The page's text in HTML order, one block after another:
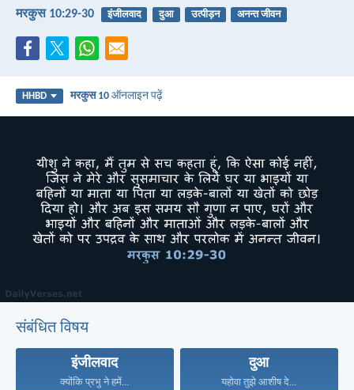
मरकुस 10:29-30 इंजीलवाद दुआ उत्पीड़न अनन्त जीवन
HHBD मरकुस 10 ऑनलाइन पढ़ें
संबंधित विषय
इंजीलवाद
क्योंकि प्रभु ने हमें...
दुआ
यहोवा तुझे आशीष दे...